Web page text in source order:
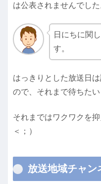
は公表されませんでした
日にちに関
す。
はっきりとした放送日
ので、それまで待ちたい
それまではワクワクを
＜；）
放送地域チャン